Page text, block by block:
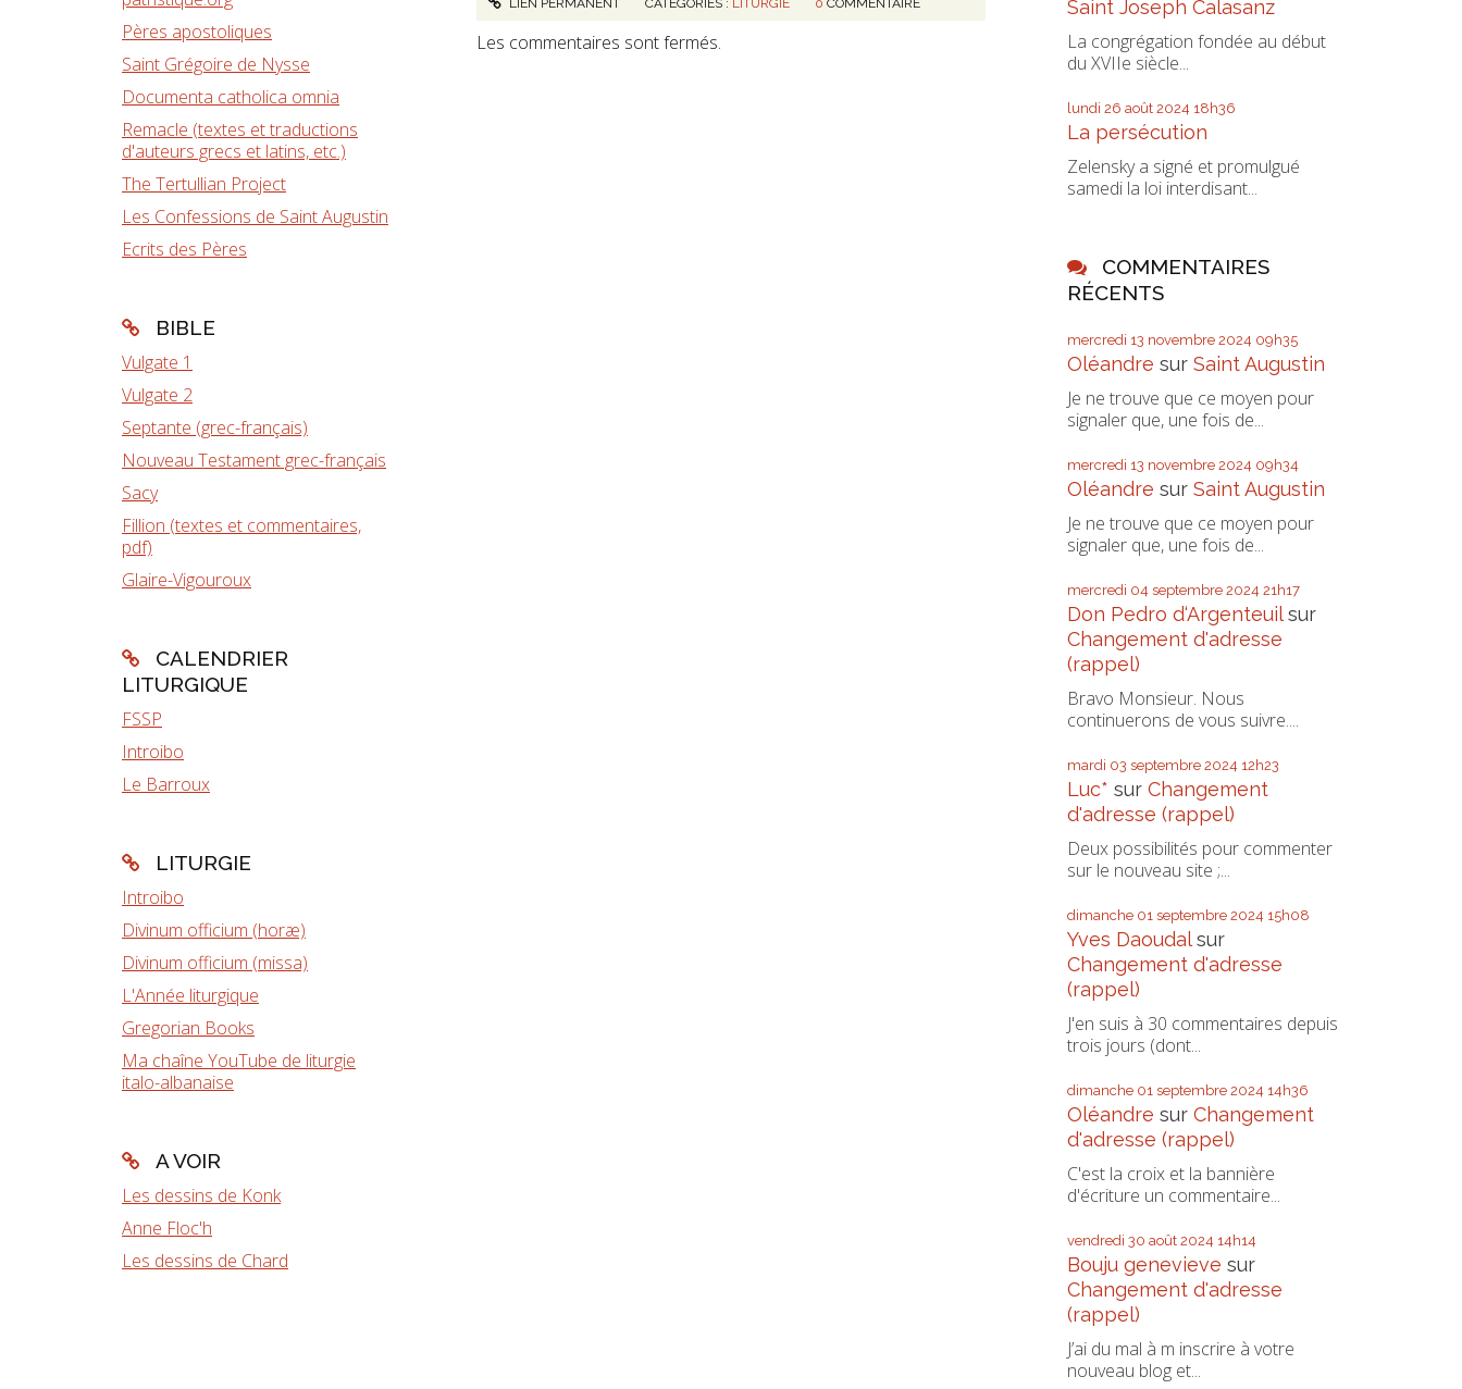
Pères apostoliques
Saint Grégoire de Nysse
Documenta catholica omnia
Remacle (textes et traductions
d'auteurs grecs et latins, etc.)
The Tertullian Project
Les Confessions de Saint Augustin
Ecrits des Pères
BIBLE
Vulgate 1
Vulgate 2
Septante (grec-français)
Nouveau Testament grec-français
Sacy
Fillion (textes et commentaires,
pdf)
Glaire-Vigouroux
CALENDRIER
LITURGIQUE
FSSP
Introibo
Le Barroux
LITURGIE
Introibo
Divinum officium (horæ)
Divinum officium (missa)
L'Année liturgique
Gregorian Books
Ma chaîne YouTube de liturgie
italo-albanaise
A VOIR
Les dessins de Konk
Anne Floc'h
Les dessins de Chard
Les commentaires sont fermés.
Saint Joseph Calasanz
La congrégation fondée au début
du XVIIe siècle...
lundi 26 août 2024 18h36
La persécution
Zelensky a signé et promulgué
samedi la loi interdisant...
COMMENTAIRES
RÉCENTS
mercredi 13 novembre 2024 09h35
Oléandre sur Saint Augustin
Je ne trouve que ce moyen pour
signaler que, une fois de...
mercredi 13 novembre 2024 09h34
Oléandre sur Saint Augustin
Je ne trouve que ce moyen pour
signaler que, une fois de...
mercredi 04 septembre 2024 21h17
Don Pedro d‘Argenteuilsur
Changement d'adresse
(rappel)
Bravo Monsieur. Nous
continuerons de vous suivre....
mardi 03 septembre 2024 12h23
Luc* sur Changement
d'adresse (rappel)
Deux possibilités pour commenter
sur le nouveau site ;...
dimanche 01 septembre 2024 15h08
Yves Daoudalsur
Changement d'adresse
(rappel)
J'en suis à 30 commentaires depuis
trois jours (dont...
dimanche 01 septembre 2024 14h36
Oléandre sur Changement
d'adresse (rappel)
C'est la croix et la bannière
d'écriture un commentaire...
vendredi 30 août 2024 14h14
Bouju genevieve sur
Changement d'adresse
(rappel)
J’ai du mal à m inscrire à votre
nouveau blog et...